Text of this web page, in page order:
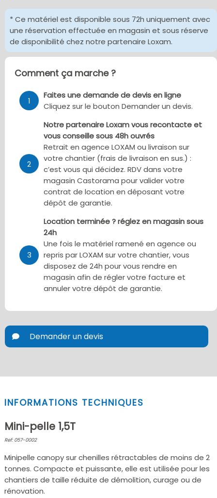
* Ce matériel est disponible sous 72h uniquement avec
une réservation effectuée en magasin et sous réserve
de disponibilité chez notre partenaire Loxam.
Comment ça marche ?
1
Faites une demande de devis en ligne
Cliquez sur le bouton Demander un devis.
2
Notre partenaire Loxam vous recontacte et
vous conseille sous 48h ouvrés
Retrait en agence LOXAM ou livraison sur
votre chantier (frais de livraison en sus.) :
c’est vous qui décidez. RDV dans votre
magasin Castorama pour valider votre
contrat de location en déposant votre
dépôt de garantie.
3
Location terminée ? réglez en magasin sous
24h
Une fois le matériel ramené en agence ou
repris par LOXAM sur votre chantier, vous
disposez de 24h pour vous rendre en
magasin afin de régler votre facture et
annuler votre dépôt de garantie.
Demander un devis
INFORMATIONS TECHNIQUES
Mini-pelle 1,5T
Ref: 057-0002
Minipelle canopy sur chenilles rétractables de moins de 2
tonnes. Compacte et puissante, elle est utilisée pour les
chantiers de taille réduite de démolition, curage ou de
rénovation.